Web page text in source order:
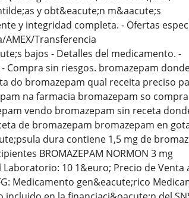
y obt&eacute;n m&aacute;s
y integridad completa. - Ofertas
Transferencia
bajos - Detalles del medicamento. -
Compra sin riesgos. bromazepam
do bromazepam qual receita preciso
na farmacia bromazepam so
vendo bromazepam sin receta
de bromazepam bromazepam en
dura contiene 1,5 mg de
BROMAZEPAM NORMON 3 mg
10 1&euro; Precio de Venta
Medicamento gen&eacute;rico